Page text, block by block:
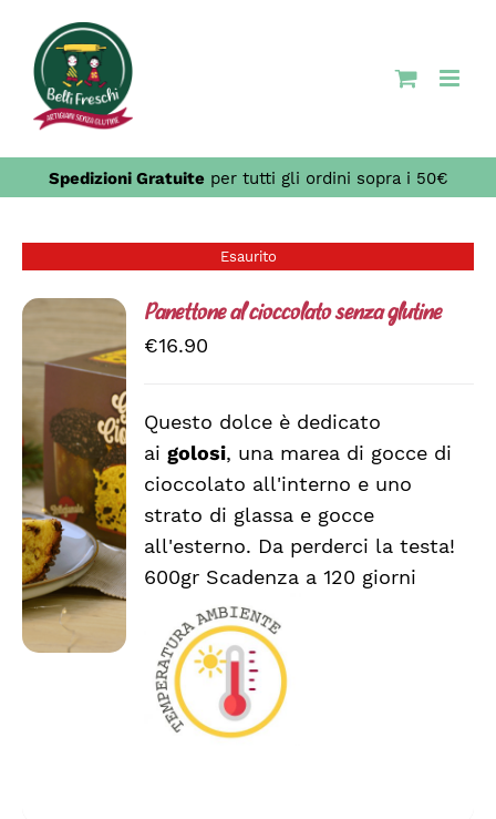
contenuto
Spedizioni Gratuiteper tutti gli ordini sopra i 50€
Esaurito
DETTAGLI
Panettone al cioccolato senza glutine
€16.90
Questo dolce è dedicato
aigolosi, una marea di gocce di
cioccolato all'interno e uno
strato di glassa e gocce
all'esterno. Da perderci la testa!
600gr Scadenza a 120 giorni